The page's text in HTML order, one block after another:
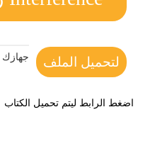
لتحميل الملف جهازك
اضغط الرابط ليتم تحميل الكتاب